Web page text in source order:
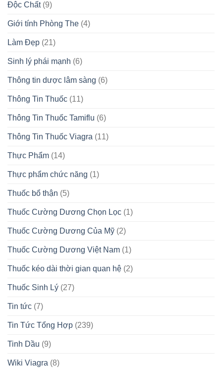
Độc Chất(9)
Giới tính Phòng The (4)
Làm Đẹp (21)
Sinh lý phái mạnh (6)
Thông tin dược lâm sàng (6)
Thông Tin Thuốc (11)
Thông Tin Thuốc Tamiflu (6)
Thông Tin Thuốc Viagra (11)
Thực Phẩm (14)
Thực phẩm chức năng (1)
Thuốc bổ thận (5)
Thuốc Cường Dương Chọn Lọc (1)
Thuốc Cường Dương Của Mỹ (2)
Thuốc Cường Dương Việt Nam (1)
Thuốc kéo dài thời gian quan hệ (2)
Thuốc Sinh Lý (27)
Tin tức (7)
Tin Tức Tổng Hợp (239)
Tinh Dầu (9)
Wiki Viagra (8)